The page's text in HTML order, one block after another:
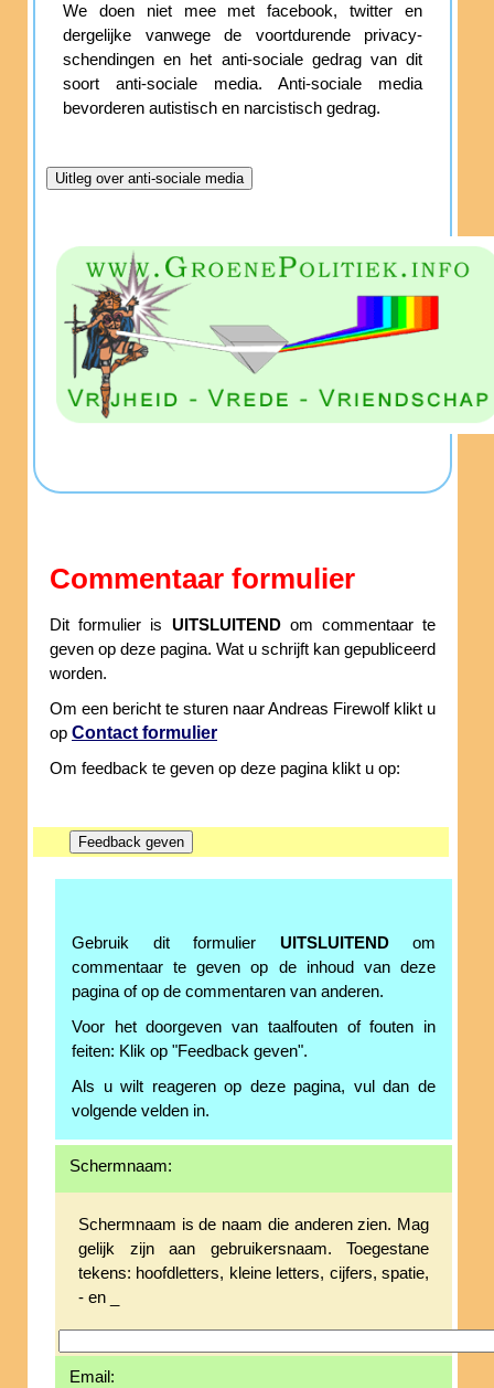
We doen niet mee met facebook, twitter en
dergelijke vanwege de voortdurende privacy-
schendingen en het anti-sociale gedrag van dit
soort anti-sociale media. Anti-sociale media
bevorderen autistisch en narcistisch gedrag.
Commentaar formulier
Dit formulier is UITSLUITENDom commentaar te
geven op deze pagina. Wat u schrijft kan gepubliceerd
worden.
Om een bericht te sturen naar Andreas Firewolf klikt u
op Contact formulier
Om feedback te geven op deze pagina klikt u op:
Gebruik dit formulier UITSLUITENDom
commentaar te geven op de inhoud van deze
pagina of op de commentaren van anderen.
Voor het doorgeven van taalfouten of fouten in
feiten: Klik op "Feedback geven".
Als u wilt reageren op deze pagina, vul dan de
volgende velden in.
Schermnaam:
Schermnaam is de naam die anderen zien. Mag
gelijk zijn aan gebruikersnaam. Toegestane
tekens: hoofdletters, kleine letters, cijfers, spatie,
- en _
Email: